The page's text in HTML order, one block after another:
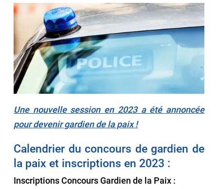
Une nouvelle session en 2023 a été annoncée
pour devenir gardien de la paix !
Calendrier du concours de gardien de
la paix et inscriptions en 2023 :
Inscriptions Concours Gardien de la Paix :